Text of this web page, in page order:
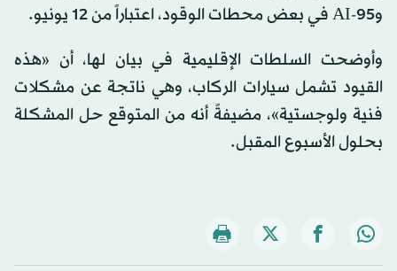
وAI-95 في بعض محطات الوقود، اعتباراً من 12 يونيو.
وأوضحت السلطات الإقليمية في بيان لها، أن «هذه
القيود تشمل سيارات الركاب، وهي ناتجة عن مشكلات
فنية ولوجستية»، مضيفةً أنه من المتوقع حل المشكلة
بحلول الأسبوع المقبل.